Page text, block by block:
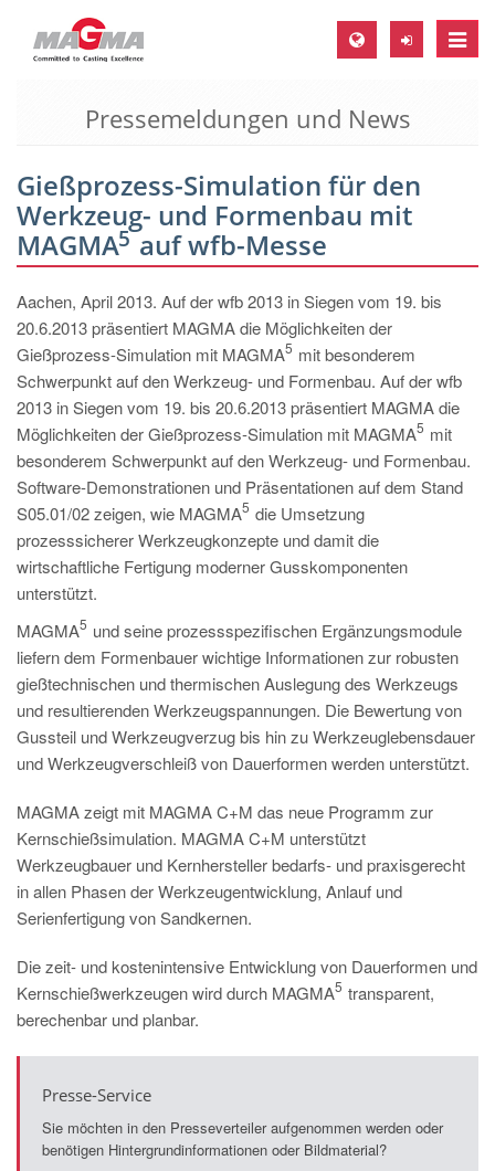
Toggle
MAGMA Europa, Deutschland
EN
CS
MAGMA Nordamerika, USA
EN
ES
MAGMA Asien-Pazifik, Singapur
EN
MAGMA Südamerika, Brasilien
PT
ES
MAGMA Türkei
TR
MAGMA China
EN
ZH
MAGMA Indien
EN
MAGMA Korea
EN
Pressemeldungen und News
Gießprozess-Simulation für den
Werkzeug- und Formenbau mit
MAGMA
5auf wfb-Messe
Aachen, April 2013. Auf der wfb 2013 in Siegen vom 19. bis
20.6.2013 präsentiert MAGMA die Möglichkeiten der
Gießprozess-Simulation mit MAGMA
5 mit besonderem
Schwerpunkt auf den Werkzeug- und Formenbau. Auf der wfb
2013 in Siegen vom 19. bis 20.6.2013 präsentiert MAGMA die
Möglichkeiten der Gießprozess-Simulation mit MAGMA
5 mit
besonderem Schwerpunkt auf den Werkzeug- und Formenbau.
Software-Demonstrationen und Präsentationen auf dem Stand
S05.01/02 zeigen, wie MAGMA
5 die Umsetzung
prozesssicherer Werkzeugkonzepte und damit die
wirtschaftliche Fertigung moderner Gusskomponenten
unterstützt.
MAGMA
5 und seine prozessspezifischen Ergänzungsmodule
liefern dem Formenbauer wichtige Informationen zur robusten
gießtechnischen und thermischen Auslegung des Werkzeugs
und resultierenden Werkzeugspannungen. Die Bewertung von
Gussteil und Werkzeugverzug bis hin zu Werkzeuglebensdauer
und Werkzeugverschleiß von Dauerformen werden unterstützt.
MAGMA zeigt mit MAGMA C+M das neue Programm zur
Kernschießsimulation. MAGMA C+M unterstützt
Werkzeugbauer und Kernhersteller bedarfs- und praxisgerecht
in allen Phasen der Werkzeugentwicklung, Anlauf und
Serienfertigung von Sandkernen.
Die zeit- und kostenintensive Entwicklung von Dauerformen und
Kernschießwerkzeugen wird durch MAGMA
5 transparent,
berechenbar und planbar.
Presse-Service
Sie möchten in den Presseverteiler aufgenommen werden oder
benötigen Hintergrundinformationen oder Bildmaterial?